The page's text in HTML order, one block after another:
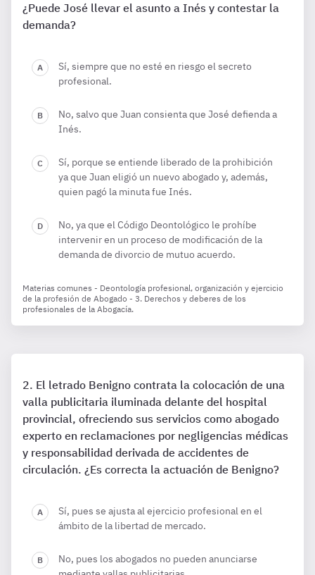
¿Puede José llevar el asunto a Inés y contestar la
demanda?
Sí, siempre que no esté en riesgo el secreto
profesional.
No, salvo que Juan consienta que José defienda a
Inés.
Sí, porque se entiende liberado de la prohibición
ya que Juan eligió un nuevo abogado y, además,
quien pagó la minuta fue Inés.
No, ya que el Código Deontológico le prohíbe
intervenir en un proceso de modificación de la
demanda de divorcio de mutuo acuerdo.
Materias comunes - Deontología profesional, organización y ejercicio
de la profesión de Abogado - 3. Derechos y deberes de los
profesionales de la Abogacía.
El letrado Benigno contrata la colocación de una
valla publicitaria iluminada delante del hospital
provincial, ofreciendo sus servicios como abogado
experto en reclamaciones por negligencias médicas
y responsabilidad derivada de accidentes de
circulación. ¿Es correcta la actuación de Benigno?
Sí, pues se ajusta al ejercicio profesional en el
ámbito de la libertad de mercado.
No, pues los abogados no pueden anunciarse